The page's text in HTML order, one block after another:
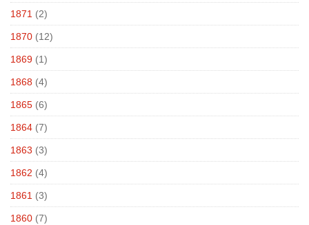
1871 (2)
1870 (12)
1869 (1)
1868 (4)
1865 (6)
1864 (7)
1863 (3)
1862 (4)
1861 (3)
1860 (7)